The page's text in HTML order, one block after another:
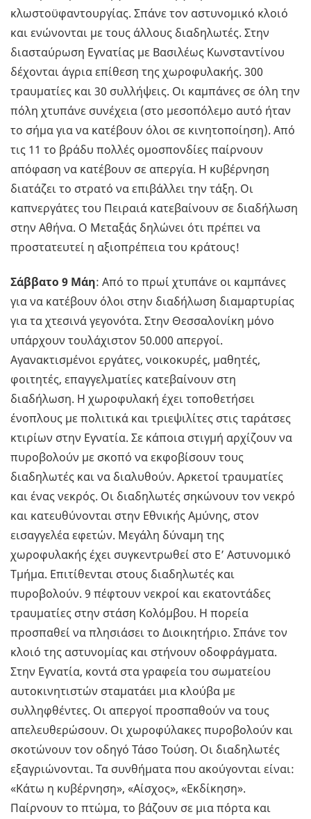
κλωστοϋφαντουργίας. Σπάνε τον αστυνομικό κλοιό
και ενώνονται με τους άλλους διαδηλωτές. Στην
διασταύρωση Εγνατίας με Βασιλέως Κωνσταντίνου
δέχονται άγρια επίθεση της χωροφυλακής. 300
τραυματίες και 30 συλλήψεις. Οι καμπάνες σε όλη την
πόλη χτυπάνε συνέχεια (στο μεσοπόλεμο αυτό ήταν
το σήμα για να κατέβουν όλοι σε κινητοποίηση). Από
τις 11 το βράδυ πολλές ομοσπονδίες παίρνουν
απόφαση να κατέβουν σε απεργία. Η κυβέρνηση
διατάζει το στρατό να επιβάλλει την τάξη. Οι
καπνεργάτες του Πειραιά κατεβαίνουν σε διαδήλωση
στην Αθήνα. Ο Μεταξάς δηλώνει ότι πρέπει να
προστατευτεί η αξιοπρέπεια του κράτους!
Σάββατο 9 Μάη: Από το πρωί χτυπάνε οι καμπάνες
για να κατέβουν όλοι στην διαδήλωση διαμαρτυρίας
για τα χτεσινά γεγονότα. Στην Θεσσαλονίκη μόνο
υπάρχουν τουλάχιστον 50.000 απεργοί.
Αγανακτισμένοι εργάτες, νοικοκυρές, μαθητές,
φοιτητές, επαγγελματίες κατεβαίνουν στη
διαδήλωση. Η χωροφυλακή έχει τοποθετήσει
ένοπλους με πολιτικά και τριεψιλίτες στις ταράτσες
κτιρίων στην Εγνατία. Σε κάποια στιγμή αρχίζουν να
πυροβολούν με σκοπό να εκφοβίσουν τους
διαδηλωτές και να διαλυθούν. Αρκετοί τραυματίες
και ένας νεκρός. Οι διαδηλωτές σηκώνουν τον νεκρό
και κατευθύνονται στην Εθνικής Αμύνης, στον
εισαγγελέα εφετών. Μεγάλη δύναμη της
χωροφυλακής έχει συγκεντρωθεί στο Ε’ Αστυνομικό
Τμήμα. Επιτίθενται στους διαδηλωτές και
πυροβολούν. 9 πέφτουν νεκροί και εκατοντάδες
τραυματίες στην στάση Κολόμβου. Η πορεία
προσπαθεί να πλησιάσει το Διοικητήριο. Σπάνε τον
κλοιό της αστυνομίας και στήνουν οδοφράγματα.
Στην Εγνατία, κοντά στα γραφεία του σωματείου
αυτοκινητιστών σταματάει μια κλούβα με
συλληφθέντες. Οι απεργοί προσπαθούν να τους
απελευθερώσουν. Οι χωροφύλακες πυροβολούν και
σκοτώνουν τον οδηγό Τάσο Τούση. Οι διαδηλωτές
εξαγριώνονται. Τα συνθήματα που ακούγονται είναι:
«Κάτω η κυβέρνηση», «Αίσχος», «Εκδίκηση».
Παίρνουν το πτώμα, το βάζουν σε μια πόρτα και